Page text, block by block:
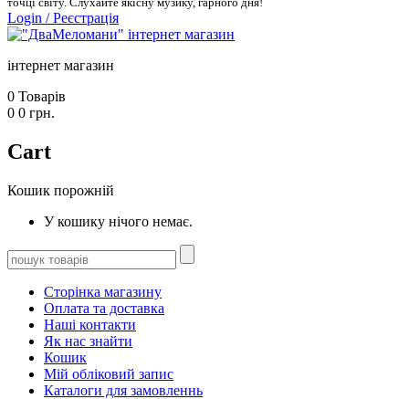
точці світу. Слухайте якісну музику, гарного дня!
Login /Реєстрація
інтернет магазин
0 Товарів
0 0 грн.
Cart
Кошик порожній
У кошику нічого немає.
Сторінка магазину
Оплата та доставка
Наші контакти
Як нас знайти
Кошик
Мій обліковий запис
Каталоги для замовленнь